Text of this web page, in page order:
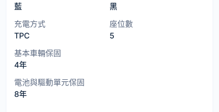
藍
黑
充電方式
TPC
座位數
5
基本車輛保固
4年
電池與驅動單元保固
8年